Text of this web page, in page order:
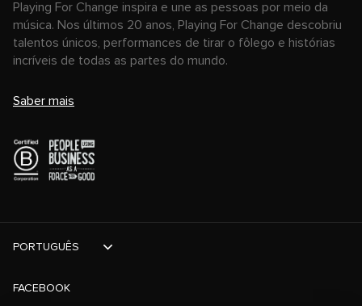
Playing For Change inspira e une as pessoas por meio da
música. Nos últimos 20 anos, Playing For Change descobriu
talentos únicos, performances de tirar o fôlego e histórias
incríveis de todas as partes do mundo.
Saber mais
FACEBOOK
PORTUGUÊS